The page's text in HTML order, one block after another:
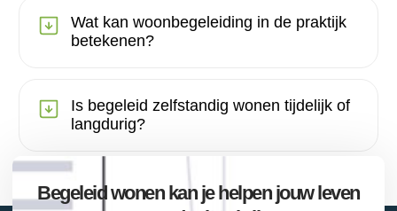
Wat kan woonbegeleiding in de praktijk
betekenen?
Is begeleid zelfstandig wonen tijdelijk of
langdurig?
Begeleid wonen kan je helpen jouw leven